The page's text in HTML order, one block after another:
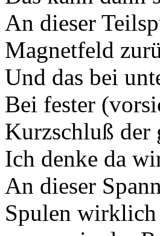
An dieser
Magnetfeld
Und das bei
Bei fester
Kurzschluß der
Ich denke da
An dieser
Spulen wirklich